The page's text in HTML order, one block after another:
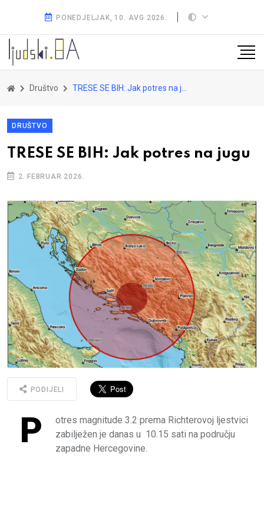
PONEDJELJAK, 10. AVG 2026.
Društvo TRESE SE BIH: Jak potres na jugu
DRUŠTVO
TRESE SE BIH: Jak potres na jugu
2. FEBRUAR 2026.
PODIJELI
P
otres magnitude 3.2 prema Richterovoj ljestvici
zabilježen je danas u 10.15 sati na području
zapadne Hercegovine.